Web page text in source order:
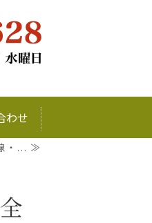
ドの買取な
わせ
・... ≫